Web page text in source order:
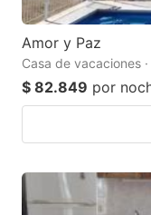
Amor y Paz
Casa de vacaciones
$ 82.849 por